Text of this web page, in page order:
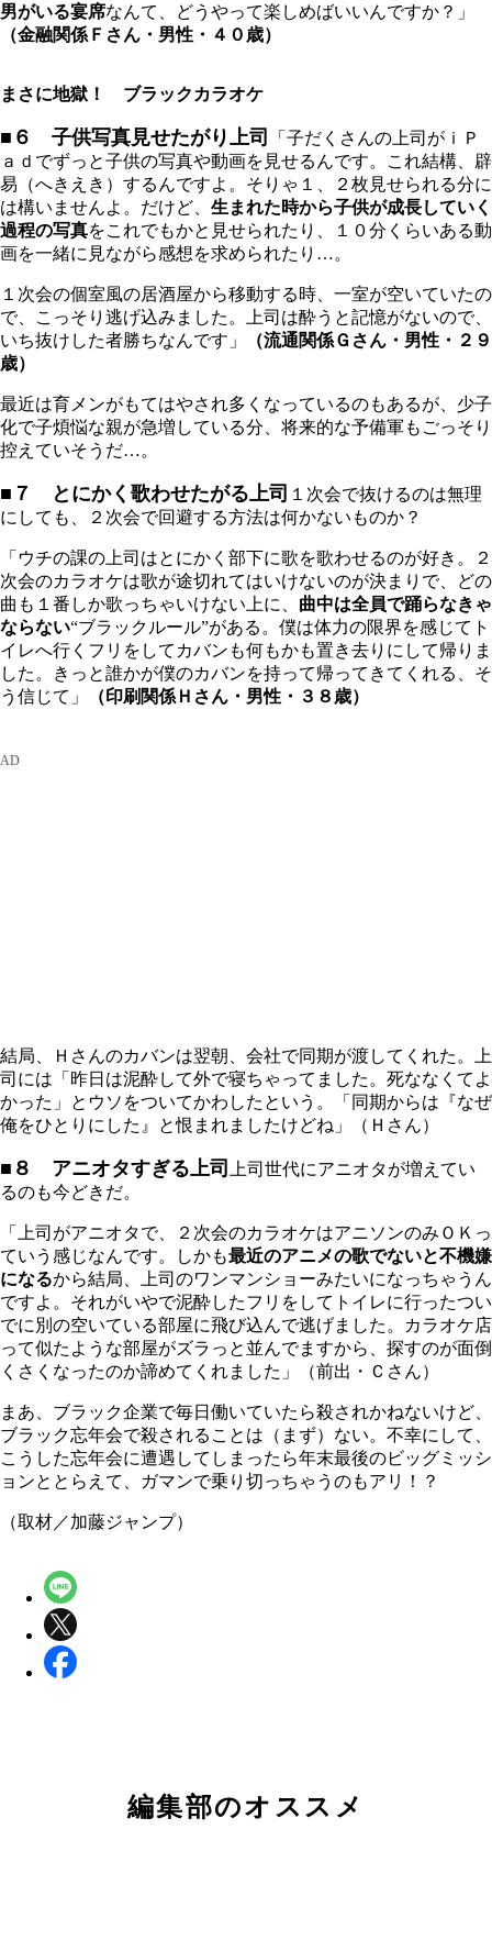
男がいる宴席なんて、どうやって楽しめばいいんですか？」
（金融関係Ｆさん・男性・４０歳）
まさに地獄！ ブラックカラオケ
■６ 子供写真見せたがり上司
「子だくさんの上司がｉＰ
ａｄでずっと子供の写真や動画を見せるんです。これ結構、辟
易（へきえき）するんですよ。そりゃ１、２枚見せられる分に
は構いませんよ。だけど、 生まれた時から子供が成長していく
過程の写真をこれでもかと見せられたり、１０分くらいある動
画を一緒に見ながら感想を求められたり…。
１次会の個室風の居酒屋から移動する時、一室が空いていたの
で、こっそり逃げ込みました。上司は酔うと記憶がないので、
いち抜けした者勝ちなんです」
（流通関係Ｇさん・男性・２９
歳）
最近は育メンがもてはやされ多くなっているのもあるが、少子
化で子煩悩な親が急増している分、将来的な予備軍もごっそり
控えていそうだ…。
■７ とにかく歌わせたがる上司 １次会で抜けるのは無理
にしても、２次会で回避する方法は何かないものか？
「ウチの課の上司はとにかく部下に歌を歌わせるのが好き。２
次会のカラオケは歌が途切れてはいけないのが決まりで、どの
曲も１番しか歌っちゃいけない上に、 曲中は全員で踊らなきゃ
ならない“ブラックルール”がある。僕は体力の限界を感じてト
イレへ行くフリをしてカバンも何もかも置き去りにして帰りま
した。きっと誰かが僕のカバンを持って帰ってきてくれる、そ
う信じて」
（印刷関係Ｈさん・男性・３８歳）
結局、Ｈさんのカバンは翌朝、会社で同期が渡してくれた。上
司には「昨日は泥酔して外で寝ちゃってました。死ななくてよ
かった」とウソをついてかわしたという。「同期からは『なぜ
俺をひとりにした』と恨まれましたけどね」（Ｈさん）
■８ アニオタすぎる上司
上司世代にアニオタが増えてい
るのも今どきだ。
「上司がアニオタで、２次会のカラオケはアニソンのみＯＫっ
ていう感じなんです。しかも最近のアニメの歌でないと不機嫌
になるから結局、上司のワンマンショーみたいになっちゃうん
ですよ。それがいやで泥酔したフリをしてトイレに行ったつい
でに別の空いている部屋に飛び込んで逃げました。カラオケ店
って似たような部屋がズラっと並んでますから、探すのが面倒
くさくなったのか諦めてくれました」（前出・Ｃさん）
まあ、ブラック企業で毎日働いていたら殺されかねないけど、
ブラック忘年会で殺されることは（まず）ない。不幸にして、
こうした忘年会に遭遇してしまったら年末最後のビッグミッシ
ョンととらえて、ガマンで乗り切っちゃうのもアリ！？
（取材／加藤ジャンプ）
編集部のオススメ